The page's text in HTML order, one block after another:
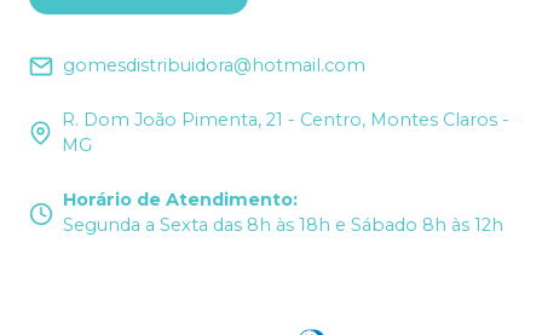
gomesdistribuidora@hotmail.com
R. Dom João Pimenta, 21 - Centro, Montes Claros -
MG
Horário de Atendimento:
Segunda a Sexta das 8h às 18h e Sábado 8h às 12h